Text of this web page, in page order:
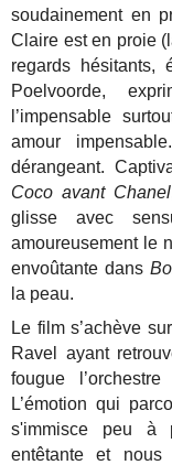
soudainement en
Claire est en proie
regards hésitants,
Poelvoorde,
l’impensable
amour
dérangeant.
Coco avant Chanel
glisse avec
amoureusement le
envoûtante dans
la peau.
Le film s’achève
Ravel ayant
fougue
L’émotion qui
s'immisce peu à
entêtante et